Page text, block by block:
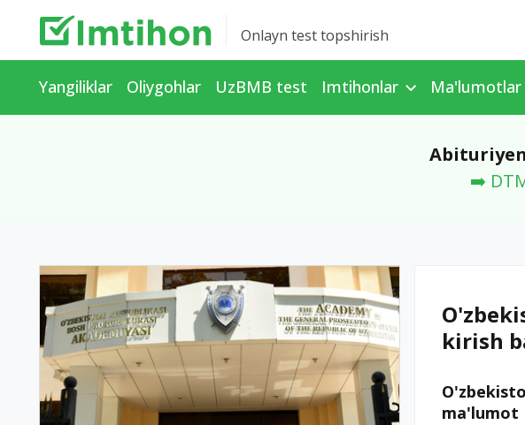
Onlayn test topshirish
Yangiliklar Oliygohlar UzBMB test Imtihonlar Ma'lumotlar
➡️
kirish
ma'lumot